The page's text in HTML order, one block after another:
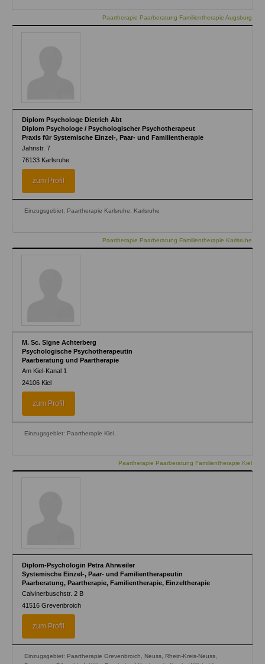
Paartherapie Paarberatung Familientherapie Augsburg
Diplom Psychologe Dietrich Abt
Diplom Psychologe / Psychologischer Psychotherapeut
Praxis für Systemische Einzel-, Paar- und Familientherapie
Jahnstr. 7
76133 Karlsruhe
zum Profil
Einzugsgebiet: Paartherapie Karlsruhe, Karlsruhe
Paartherapie Paarberatung Familientherapie Karlsruhe
M. Sc. Signe Achterberg
Psychologische Psychotherapeutin
Paarberatung und Paartherapie
Am Kiel-Kanal 1
24106 Kiel
zum Profil
Einzugsgebiet: Paartherapie Kiel,
Paartherapie Paarberatung Familientherapie Kiel
Diplom-Psychologin Petra Ahrweiler
Systemische Einzel-, Paar- und Familientherapeutin
Paarberatung, Paartherapie, Familientherapie, Einzeltherapie
Calvinerbuschstr. 2 B
41516 Grevenbroich
zum Profil
Einzugsgebiet: Paartherapie Grevenbroich, Neuss, Rhein-Kreis-Neuss,